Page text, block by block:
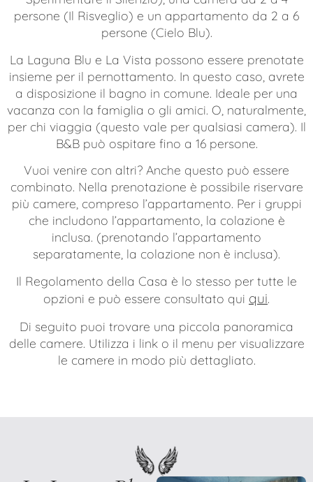
persone (Il Risveglio) e un appartamento da 2 a 6
persone (Cielo Blu).
La Laguna Blu e La Vista possono essere prenotate
insieme per il pernottamento. In questo caso, avrete
a disposizione il bagno in comune. Ideale per una
vacanza con la famiglia o gli amici. O, naturalmente,
per chi viaggia (questo vale per qualsiasi camera). Il
B&B può ospitare fino a 16 persone.
Vuoi venire con altri? Anche questo può essere
combinato. Nella prenotazione è possibile riservare
più camere, compreso l’appartamento. Per i gruppi
che includono l’appartamento, la colazione è
inclusa. (prenotando l’appartamento
separatamente, la colazione non è inclusa).
Il Regolamento della Casa è lo stesso per tutte le
opzioni e può essere consultato qui qui.
Di seguito puoi trovare una piccola panoramica
delle camere. Utilizza i link o il menu per visualizzare
le camere in modo più dettagliato.